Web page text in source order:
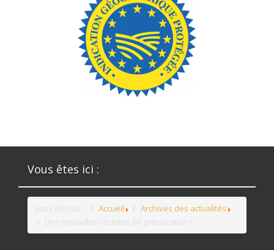
Vous êtes ici :
Vous êtes ici : Accueil
Archives des actualités
Des nouvelles recettes en préparation !